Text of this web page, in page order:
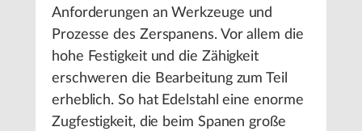
Anforderungen an Werkzeuge und
Prozesse des Zerspanens. Vor allem die
hohe Festigkeit und die Zähigkeit
erschweren die Bearbeitung zum Teil
erheblich. So hat Edelstahl eine enorme
Zugfestigkeit, die beim Spanen große